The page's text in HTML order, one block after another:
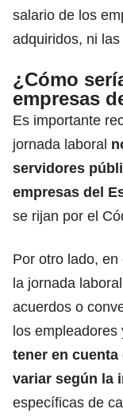
salario de los
adquiridos, ni
¿Cómo
empresas
Es importante
jornada laboral
servidores
empresas del
se rijan por el
Por otro lado,
la jornada
acuerdos o
los empleadores
tener en
variar según la
específicas de